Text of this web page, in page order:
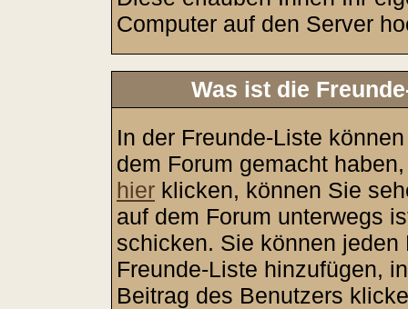
Computer auf den Server
Was ist die
In der Freunde-Liste
dem Forum gemacht
hier klicken, können Sie
auf dem Forum unterwegs
schicken. Sie können
Freunde-Liste hinzufügen,
Beitrag des Benutzers